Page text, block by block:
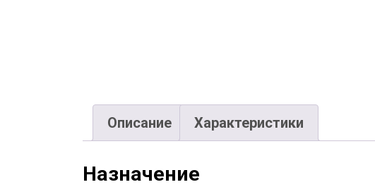
Описание Характеристики
Назначение